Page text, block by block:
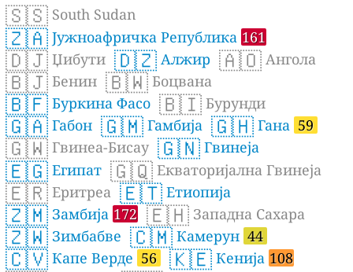
🇸🇸 South Sudan
🇿🇦 Јужноафричка Република 161
🇩🇯 Џибути 🇩🇿 Алжир 🇦🇴 Ангола
🇧🇯 Бенин 🇧🇼 Боцвана
🇧🇫 Буркина Фасо 🇧🇮 Бурунди
🇬🇦 Габон 🇬🇲 Гамбија 🇬🇭 Гана 59
🇬🇼 Гвинеа-Бисау 🇬🇳 Гвинеја
🇪🇬 Египат 🇬🇶 Екваторијална Гвинеја
🇪🇷 Еритреа 🇪🇹 Етиопија
🇿🇲 Замбија 172 🇪🇭 Западна Сахара
🇿🇼 Зимбабве 🇨🇲 Камерун 44
🇨🇻 Капе Верде 56 🇰🇪 Кенија 108